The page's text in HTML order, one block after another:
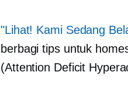
"Lihat! Kami Sedang
berbagi tips untuk
(Attention Deficit